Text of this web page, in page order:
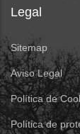
Legal
Sitemap
Aviso Legal
Política de
Política de